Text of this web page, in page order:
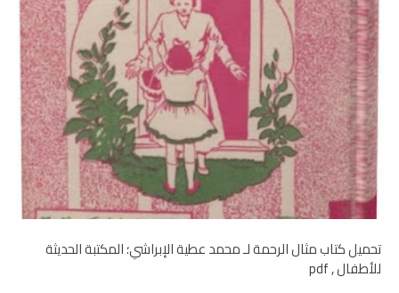
تحميل كتاب مثال الرحمة لـ محمد عطية الإبراشي؛ المكتبة الحديثة
للأطفال , pdf